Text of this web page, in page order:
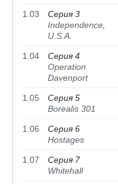
1.03
Серия 3
Independence,
U.S.A.
1.04
Серия 4
Operation
Davenport
1.05
Серия 5
Borealis 301
1.06
Серия 6
Hostages
1.07
Серия 7
Whitehall